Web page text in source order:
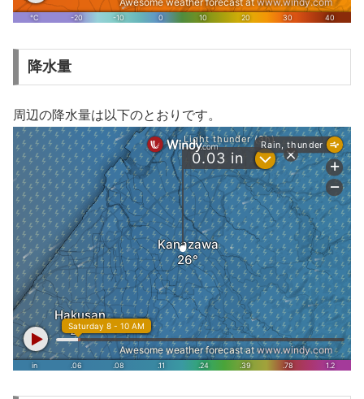
降水量
周辺の降水量は以下のとおりです。